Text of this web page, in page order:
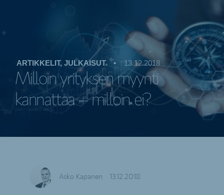
ARTIKKELIT, JULKAISUT • 13.12.2018
Milloin yrityksen myynti
kannattaa – milloin ei?
Asko Kapanen 13.12.2018